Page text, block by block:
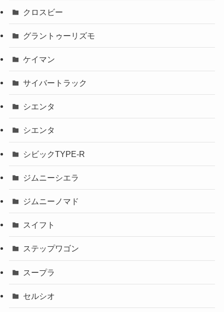
クロスビー
グラントゥーリズモ
ケイマン
サイバートラック
シエンタ
シエンタ
シビックTYPE-R
ジムニーシエラ
ジムニーノマド
スイフト
ステップワゴン
スープラ
セルシオ